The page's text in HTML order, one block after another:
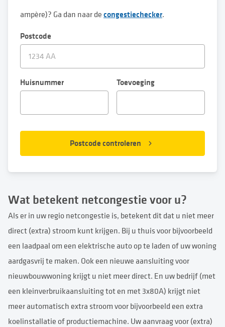
ampère)? Ga dan naar de congestiechecker.
Postcode
Huisnummer Toevoeging
Postcode controleren
Wat betekent netcongestie voor u?
Als er in uw regio netcongestie is, betekent dit dat u niet meer
direct (extra) stroom kunt krijgen. Bij u thuis voor bijvoorbeeld
een laadpaal om een elektrische auto op te laden of uw woning
aardgasvrij te maken. Ook een nieuwe aansluiting voor
nieuwbouwwoning krijgt u niet meer direct. En uw bedrijf (met
een kleinverbruikaansluiting tot en met 3x80A) krijgt niet
meer automatisch extra stroom voor bijvoorbeeld een extra
koelinstallatie of productiemachine. Uw aanvraag voor (extra)